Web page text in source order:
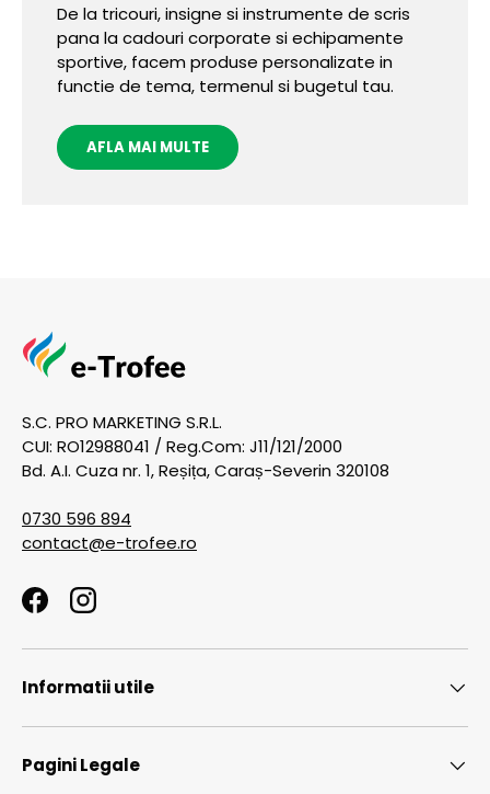
De la tricouri, insigne si instrumente de scris
pana la cadouri corporate si echipamente
sportive, facem produse personalizate in
functie de tema, termenul si bugetul tau.
AFLA MAI MULTE
S.C. PRO MARKETING S.R.L.
CUI: RO12988041 / Reg.Com: J11/121/2000
Bd. A.I. Cuza nr. 1, Reșița, Caraș-Severin 320108
0730 596 894
contact@e-trofee.ro
FacebookInstagram
Informatii utile
Pagini Legale